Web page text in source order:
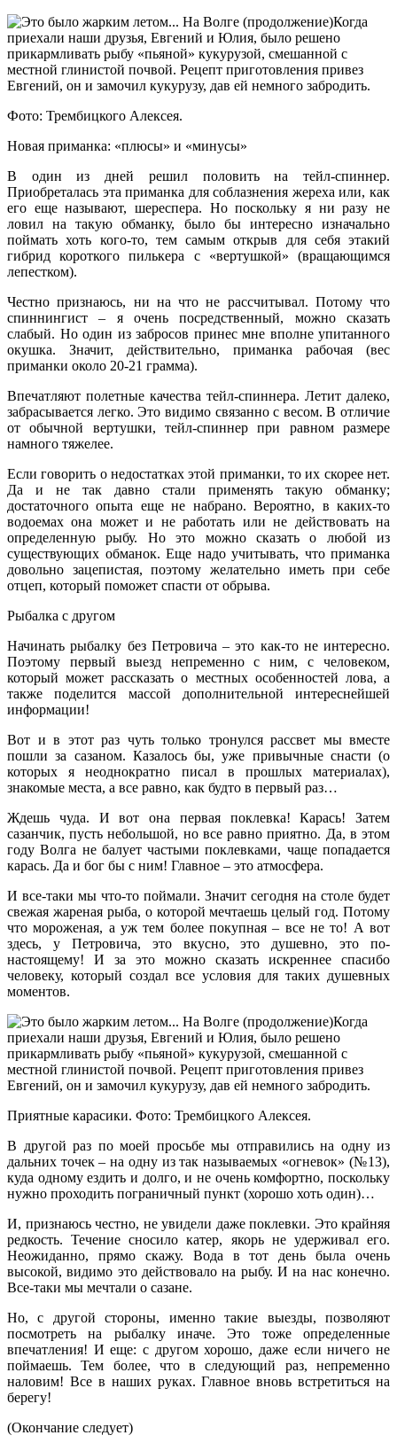
Фото: Трембицкого Алексея.
Новая приманка: «плюсы» и «минусы»
В один из дней решил половить на тейл-спиннер.
Приобреталась эта приманка для соблазнения жереха или, как
его еще называют, шереспера. Но поскольку я ни разу не
ловил на такую обманку, было бы интересно изначально
поймать хоть кого-то, тем самым открыв для себя этакий
гибрид короткого пилькера с «вертушкой» (вращающимся
лепестком).
Честно признаюсь, ни на что не рассчитывал. Потому что
спиннингист – я очень посредственный, можно сказать
слабый. Но один из забросов принес мне вполне упитанного
окушка. Значит, действительно, приманка рабочая (вес
приманки около 20-21 грамма).
Впечатляют полетные качества тейл-спиннера. Летит далеко,
забрасывается легко. Это видимо связанно с весом. В отличие
от обычной вертушки, тейл-спиннер при равном размере
намного тяжелее.
Если говорить о недостатках этой приманки, то их скорее нет.
Да и не так давно стали применять такую обманку;
достаточного опыта еще не набрано. Вероятно, в каких-то
водоемах она может и не работать или не действовать на
определенную рыбу. Но это можно сказать о любой из
существующих обманок. Еще надо учитывать, что приманка
довольно зацепистая, поэтому желательно иметь при себе
отцеп, который поможет спасти от обрыва.
Рыбалка с другом
Начинать рыбалку без Петровича – это как-то не интересно.
Поэтому первый выезд непременно с ним, с человеком,
который может рассказать о местных особенностей лова, а
также поделится массой дополнительной интереснейшей
информации!
Вот и в этот раз чуть только тронулся рассвет мы вместе
пошли за сазаном. Казалось бы, уже привычные снасти (о
которых я неоднократно писал в прошлых материалах),
знакомые места, а все равно, как будто в первый раз…
Ждешь чуда. И вот она первая поклевка! Карась! Затем
сазанчик, пусть небольшой, но все равно приятно. Да, в этом
году Волга не балует частыми поклевками, чаще попадается
карась. Да и бог бы с ним! Главное – это атмосфера.
И все-таки мы что-то поймали. Значит сегодня на столе будет
свежая жареная рыба, о которой мечтаешь целый год. Потому
что мороженая, а уж тем более покупная – все не то! А вот
здесь, у Петровича, это вкусно, это душевно, это по-
настоящему! И за это можно сказать искреннее спасибо
человеку, который создал все условия для таких душевных
моментов.
Приятные карасики. Фото: Трембицкого Алексея.
В другой раз по моей просьбе мы отправились на одну из
дальних точек – на одну из так называемых «огневок» (№13),
куда одному ездить и долго, и не очень комфортно, поскольку
нужно проходить пограничный пункт (хорошо хоть один)…
И, признаюсь честно, не увидели даже поклевки. Это крайняя
редкость. Течение сносило катер, якорь не удерживал его.
Неожиданно, прямо скажу. Вода в тот день была очень
высокой, видимо это действовало на рыбу. И на нас конечно.
Все-таки мы мечтали о сазане.
Но, с другой стороны, именно такие выезды, позволяют
посмотреть на рыбалку иначе. Это тоже определенные
впечатления! И еще: с другом хорошо, даже если ничего не
поймаешь. Тем более, что в следующий раз, непременно
наловим! Все в наших руках. Главное вновь встретиться на
берегу!
(Окончание следует)